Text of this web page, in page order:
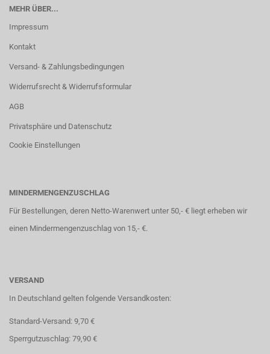
MEHR ÜBER...
Impressum
Kontakt
Versand- & Zahlungsbedingungen
Widerrufsrecht & Widerrufsformular
AGB
Privatsphäre und Datenschutz
Cookie Einstellungen
MINDERMENGENZUSCHLAG
Für Bestellungen, deren Netto-Warenwert unter 50,- € liegt erheben wir
einen Mindermengenzuschlag von 15,- €.
VERSAND
In Deutschland gelten folgende Versandkosten:
Standard-Versand: 9,70 €
Sperrgutzuschlag: 79,90 €